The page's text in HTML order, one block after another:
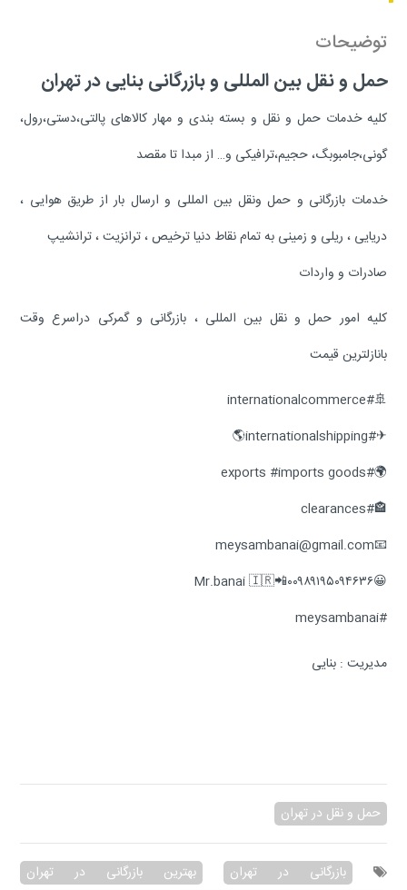
توضیحات
حمل و نقل بین المللی و بازرگانی بنایی در تهران
کلیه خدمات حمل و نقل و بسته بندی و مهار کالاهای پالتی،دستی،رول،
گونی،جامبوبگ، حجیم،ترافیکی و… از مبدا تا مقصد
خدمات بازرگانی و حمل ونقل بین المللی و ارسال بار از طریق هوایی ،
دریایی ، ریلی و زمینی به تمام نقاط دنیا ترخیص ، ترانزیت ، ترانشیپ
صادرات و واردات
کلیه امور حمل و نقل بین المللی ، بازرگانی و گمرکی دراسرع وقت
بانازلترین قیمت
🚢#internationalcommerce
✈#internationalshipping🌎
🌍#exports #imports goods
🏤#clearances
📧meysambanai@gmail.com
😀Mr.banai 🇮🇷📲۰۰۹۸۹۱۹۵۰۹۴۶۳۶
#meysambanai
مدیریت : بنایی
حمل و نقل در تهران
بازرگانی در تهران
بهترین بازرگانی در تهران